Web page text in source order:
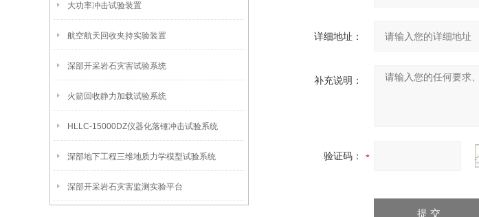
大功率冲击试验装置
航空航天回收夹持实验装置
深部开采岩石灾害试验系统
火箭回收静力加载试验系统
HLLC-15000DZ仪器化落锤冲击试验系统
深部地下工程三维地质力学模型试验系统
深部开采岩石灾害监测实验平台
详细地址：
补充说明：
验证码：